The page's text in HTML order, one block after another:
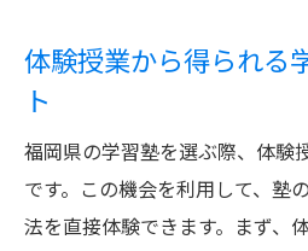
体験授業から得られる
ト
福岡県の学習塾を選ぶ際、体験
です。この機会を利用して、塾
法を直接体験できます。まず、